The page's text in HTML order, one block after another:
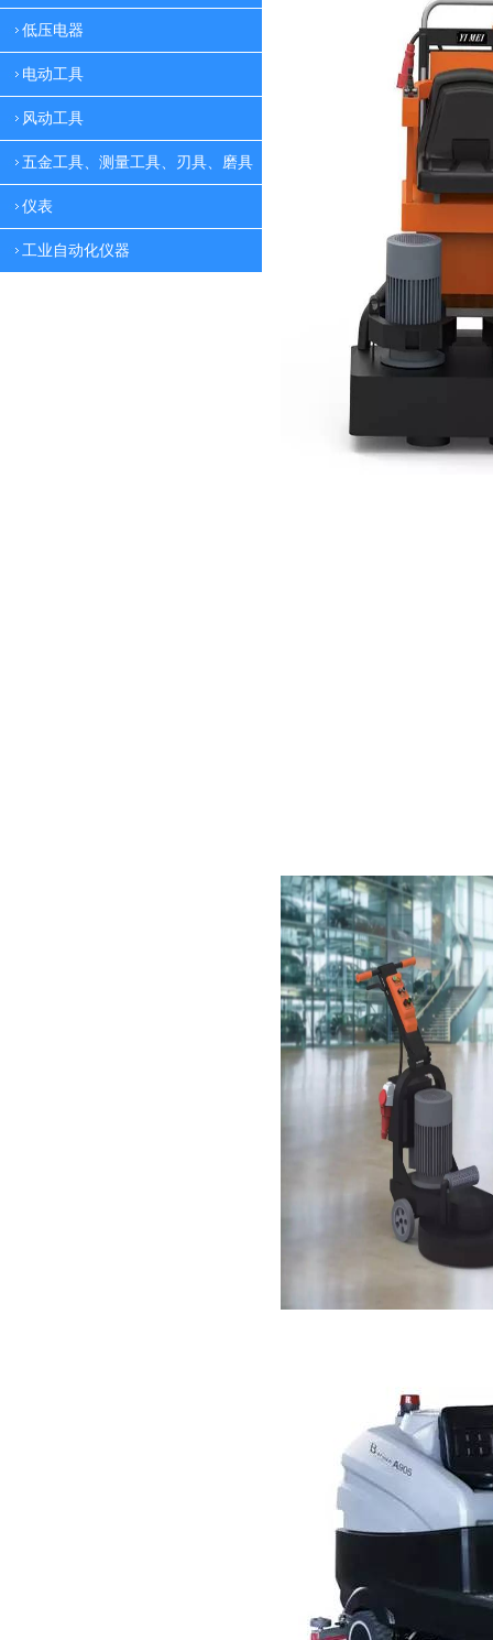
低压电器
电动工具
风动工具
五金工具、测量工具、刃具、磨具
仪表
工业自动化仪器